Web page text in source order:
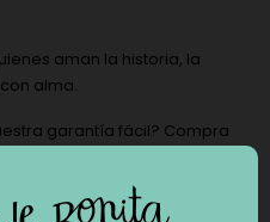
aman la historia, la
alma.
garantía fácil? Compra
claras. Atención
aquí en España. Tiendas
todos tributados en España,